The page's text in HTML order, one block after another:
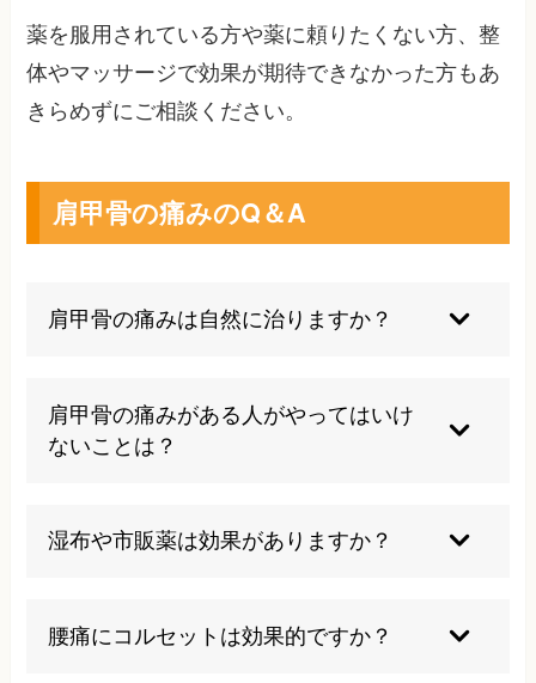
薬を服用されている方や薬に頼りたくない方、整
体やマッサージで効果が期待できなかった方もあ
きらめずにご相談ください。
肩甲骨の痛みのQ＆A
肩甲骨の痛みは自然に治りますか？
善が期待できますが、原因によっては専門的な治
療が必要になることもあります。長引く場合は一
度ご相談ください。
肩甲骨の痛みがある人がやってはいけ
ないことは？
いマッサージやストレッチを行うのは避けましょ
湿布や市販薬は効果がありますか？
改善には生活習慣の見直しや専門的な治療が必要
腰痛にコルセットは効果的ですか？